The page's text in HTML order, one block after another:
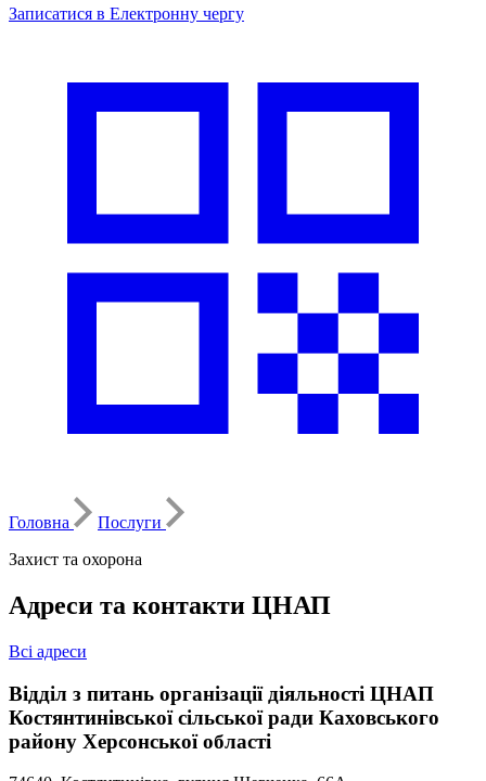
Записатися в Електронну чергу
Головна
Послуги
Захист та охорона
Адреси та контакти ЦНАП
Всі адреси
Відділ з питань організації діяльності ЦНАП
Костянтинівської сільської ради Каховського
району Херсонської області